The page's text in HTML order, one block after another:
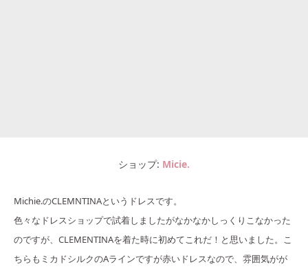
ショップ Micie.
Michie.のCLEMNTINAというドレスです。
色々なドレスショップで試着しましたがなかなかしっくりこなかった
のですが、CLEMENTINAを着た時に初めてこれだ！と思いました。こ
ちらもミカドシルクのAラインですが赤いドレスなので、雰囲気がが